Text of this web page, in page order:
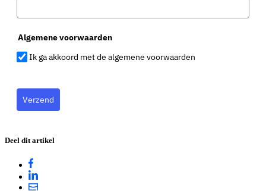
Algemene voorwaarden
Ik ga akkoord met de algemene voorwaarden
Verzend
Deel dit artikel